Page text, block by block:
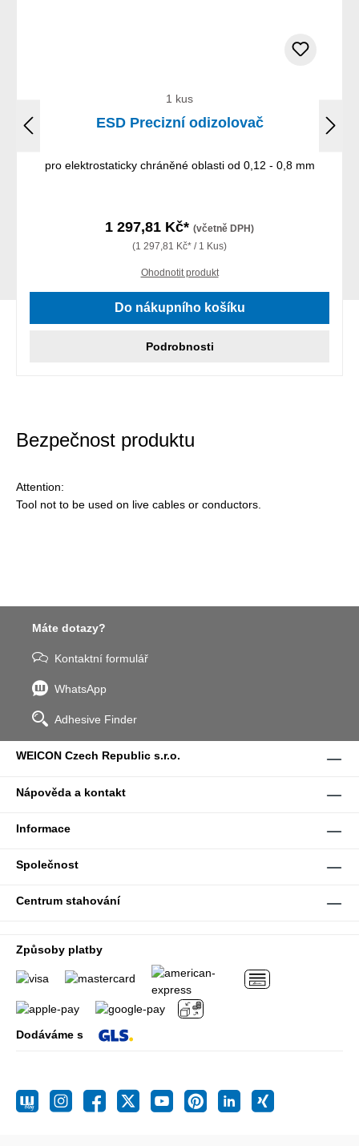
1 kus
ESD Precizní odizolovač
pro elektrostaticky chráněné oblasti od 0,12 - 0,8 mm
1 297,81 Kč* (včetně DPH)
(1 297,81 Kč* / 1 Kus)
Ohodnotit produkt
Do nákupního košíku
Podrobnosti
Bezpečnost produktu
Attention:
Tool not to be used on live cables or conductors.
Máte dotazy?
Kontaktní formulář
WhatsApp
Adhesive Finder
WEICON Czech Republic s.r.o.
Nápověda a kontakt
Informace
Společnost
Centrum stahování
Způsoby platby
Dodáváme s